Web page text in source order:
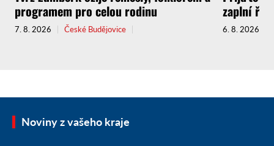
programem pro celou rodinu
7. 8. 2026 České Budějovice
zaplní
6. 8. 2026
Noviny z vašeho kraje